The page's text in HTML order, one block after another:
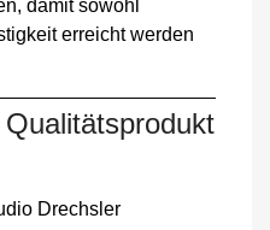
damit sowohl
erreicht werden